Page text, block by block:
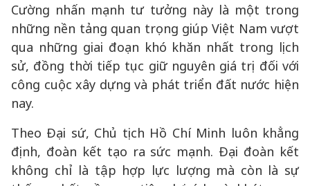
Cường nhấn mạnh tư tưởng này là một trong
những nền tảng quan trọng giúp Việt Nam vượt
qua những giai đoạn khó khăn nhất trong lịch
sử, đồng thời tiếp tục giữ nguyên giá trị đối với
công cuộc xây dựng và phát triển đất nước hiện
nay.
Theo Đại sứ, Chủ tịch Hồ Chí Minh luôn khẳng
định, đoàn kết tạo ra sức mạnh. Đại đoàn kết
không chỉ là tập hợp lực lượng mà còn là sự